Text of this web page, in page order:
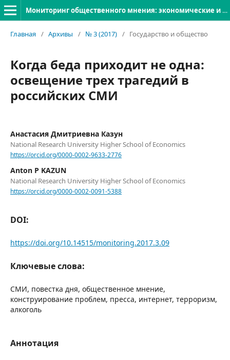
Мониторинг общественного мнения: экономические и социальные перемены
Главная / Архивы / № 3 (2017) / Государство и общество
Когда беда приходит не одна:
освещение трех трагедий в
российских СМИ
Анастасия Дмитриевна Казун
National Research University Higher School of Economics
https://orcid.org/0000-0002-9633-2776
Anton P KAZUN
National Research University Higher School of Economics
https://orcid.org/0000-0002-0091-5388
DOI:
https://doi.org/10.14515/monitoring.2017.3.09
Ключевые слова:
СМИ, повестка дня, общественное мнение,
конструирование проблем, пресса, интернет, терроризм,
алкоголь
Аннотация